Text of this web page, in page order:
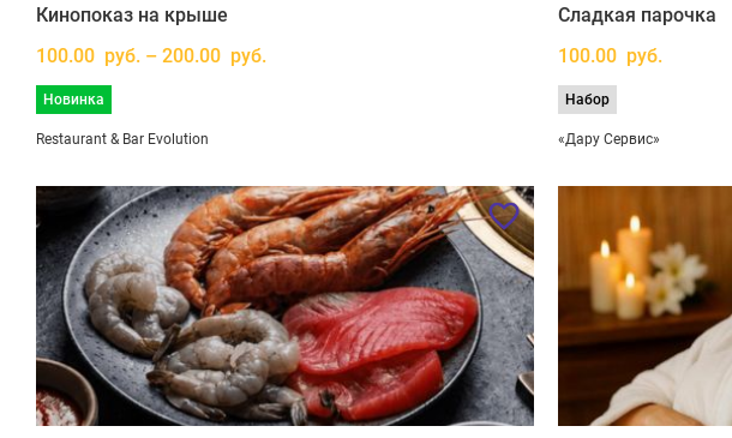
Кинопоказ на крыше
100.00 руб. – 200.00 руб.
Новинка
Restaurant & Bar Evolution
Сладкая парочка
100.00 руб.
Набор
«Дару Сервис»